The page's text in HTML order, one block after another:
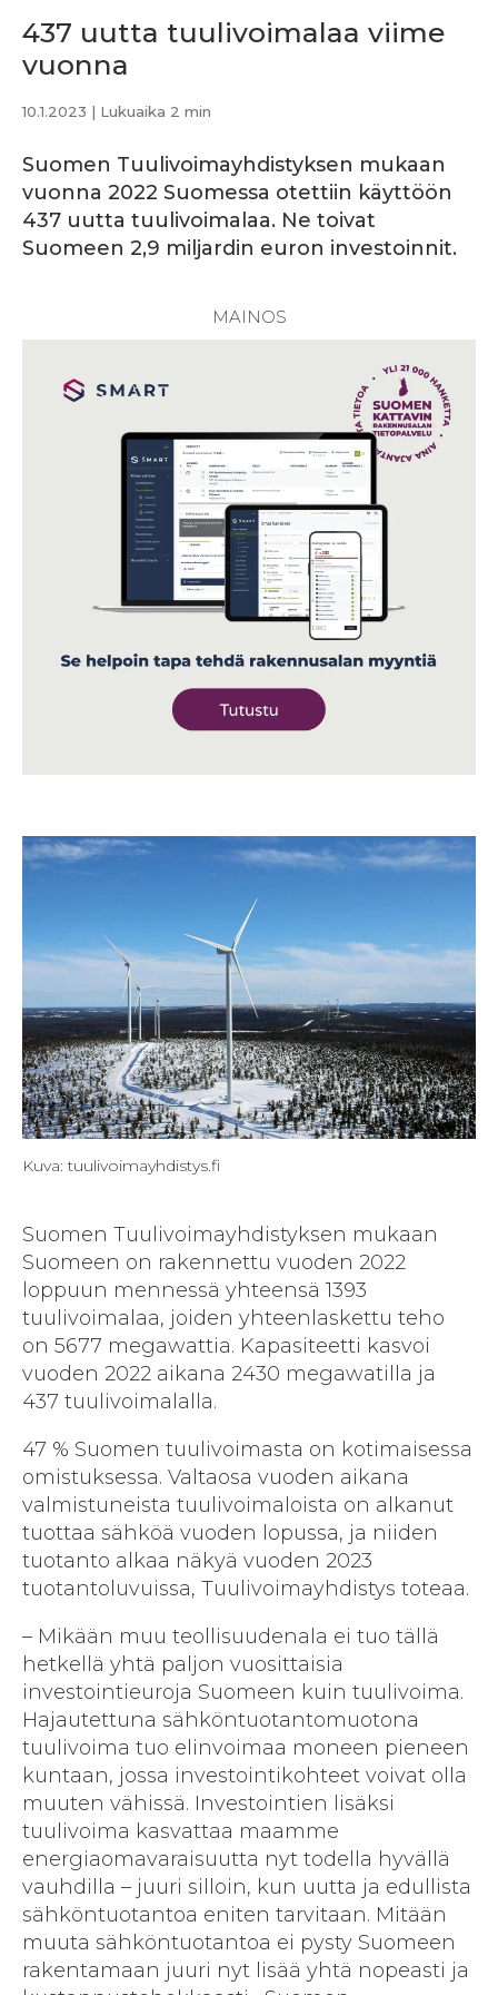
437 uutta tuulivoimalaa viime
vuonna
10.1.2023 | Lukuaika 2 min
Suomen Tuulivoimayhdistyksen mukaan
vuonna 2022 Suomessa otettiin käyttöön
437 uutta tuulivoimalaa. Ne toivat
Suomeen 2,9 miljardin euron investoinnit.
Kuva: tuulivoimayhdistys.fi
Suomen Tuulivoimayhdistyksen mukaan
Suomeen on rakennettu vuoden 2022
loppuun mennessä yhteensä 1393
tuulivoimalaa, joiden yhteenlaskettu teho
on 5677 megawattia. Kapasiteetti kasvoi
vuoden 2022 aikana 2430 megawatilla ja
437 tuulivoimalalla.
47 % Suomen tuulivoimasta on kotimaisessa
omistuksessa. Valtaosa vuoden aikana
valmistuneista tuulivoimaloista on alkanut
tuottaa sähköä vuoden lopussa, ja niiden
tuotanto alkaa näkyä vuoden 2023
tuotantoluvuissa, Tuulivoimayhdistys toteaa.
– Mikään muu teollisuudenala ei tuo tällä
hetkellä yhtä paljon vuosittaisia
investointieuroja Suomeen kuin tuulivoima.
Hajautettuna sähköntuotantomuotona
tuulivoima tuo elinvoimaa moneen pieneen
kuntaan, jossa investointikohteet voivat olla
muuten vähissä. Investointien lisäksi
tuulivoima kasvattaa maamme
energiaomavaraisuutta nyt todella hyvällä
vauhdilla – juuri silloin, kun uutta ja edullista
sähköntuotantoa eniten tarvitaan. Mitään
muuta sähköntuotantoa ei pysty Suomeen
rakentamaan juuri nyt lisää yhtä nopeasti ja